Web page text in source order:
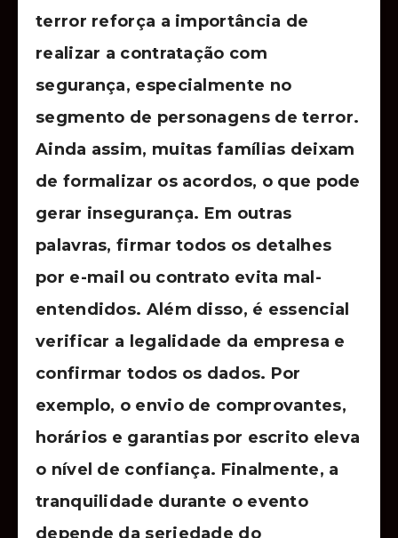
terror reforça a importância de
realizar a contratação com
segurança, especialmente no
segmento de personagens de terror.
Ainda assim, muitas famílias deixam
de formalizar os acordos, o que pode
gerar insegurança. Em outras
palavras, firmar todos os detalhes
por e-mail ou contrato evita mal-
entendidos. Além disso, é essencial
verificar a legalidade da empresa e
confirmar todos os dados. Por
exemplo, o envio de comprovantes,
horários e garantias por escrito eleva
o nível de confiança. Finalmente, a
tranquilidade durante o evento
depende da seriedade do